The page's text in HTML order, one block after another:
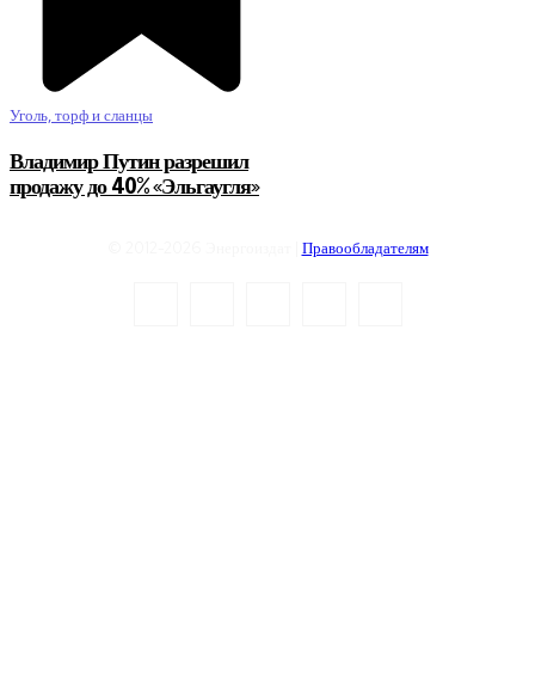
Уголь, торф и сланцы
Владимир Путин разрешил
продажу до 40% «Эльгаугля»
Правообладателям